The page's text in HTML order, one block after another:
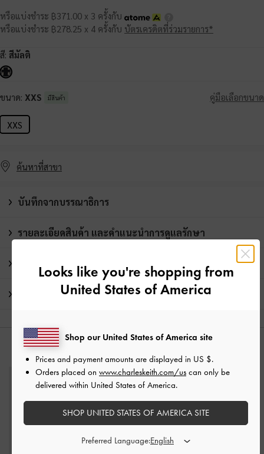
หรือแบ่งชำระ ฿371.00 x 3 ครั้งกับ
หรือแบ่งชำระ ฿278.25 x 4 ครั้งกับ บัตรเครดิตที่ร่วมรายการ*
สี: สีมัลติ
ขนาด: XXS มีสินค้า คู่มือเลือกขนาด
XXS
ค้นหาที่สาขา
บันทึกจากบรรณาธิการ
รายละเอียดสินค้า และคำแนะนำการดูแลรักษา
การจัดส่ง และการคืนสินค้า
Looks like you're shopping from
United States of America
Shop our United States of America site
Prices and payment amounts are displayed in US $.
Orders placed on www.charleskeith.com/us can only be
delivered within United States of America.
SHOP UNITED STATES OF AMERICA SITE
Preferred Language: